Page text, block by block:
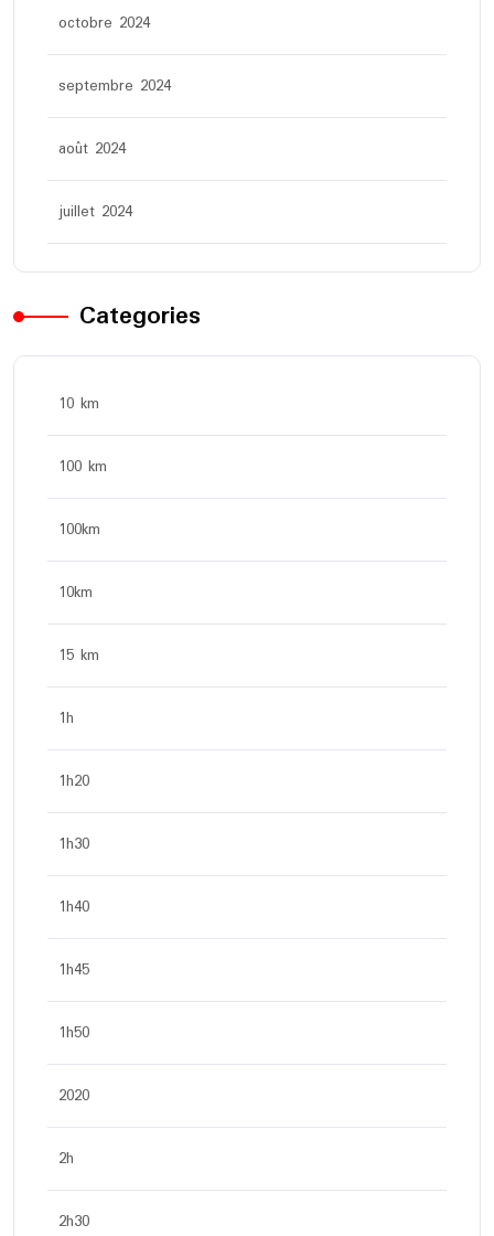
octobre 2024
septembre 2024
août 2024
juillet 2024
Categories
10 km
100 km
100km
10km
15 km
1h
1h20
1h30
1h40
1h45
1h50
2020
2h
2h30